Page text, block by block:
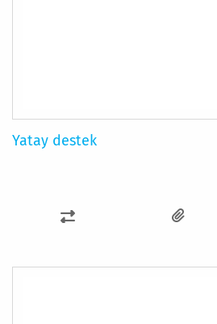
Yatay destek
KARŞILAŞTIRMA
EKLE